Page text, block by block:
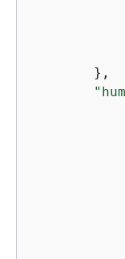
        },